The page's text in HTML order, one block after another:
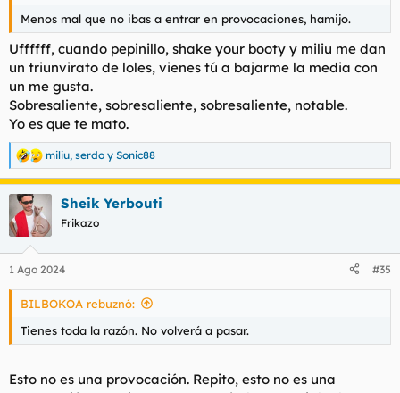
Menos mal que no ibas a entrar en provocaciones, hamijo.
Uffffff, cuando pepinillo, shake your booty y miliu me dan
un triunvirato de loles, vienes tú a bajarme la media con
un me gusta.
Sobresaliente, sobresaliente, sobresaliente, notable.
Yo es que te mato.
R
e
a
c
c
i
e
s
miliu, serdo y Sonic88
Sheik Yerbouti
Frikazo
1 Ago 2024 #35
BILBOKOA rebuznó:
Tienes toda la razón. No volverá a pasar.
Esto no es una provocación. Repito, esto no es una